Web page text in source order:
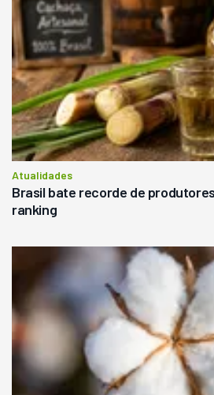
Atualidades
Brasil bate recorde de
ranking